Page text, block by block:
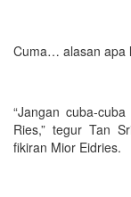
Cuma… alasan apa
“Jangan cuba-
Ries,” tegur Tan
fikiran Mior Eidries.